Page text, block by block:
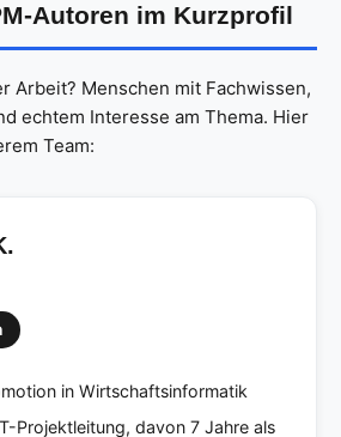
Autoren im Kurzprofil
Arbeit? Menschen mit Fachwissen,
echtem Interesse am Thema. Hier
Team:
in Wirtschaftsinformatik
Projektleitung, davon 7 Jahre als